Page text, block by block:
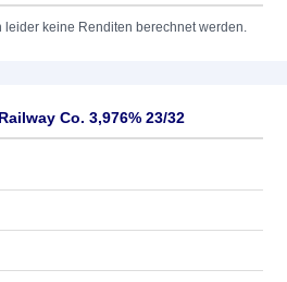
leider keine Renditen berechnet werden.
Co. 3,976% 23/32